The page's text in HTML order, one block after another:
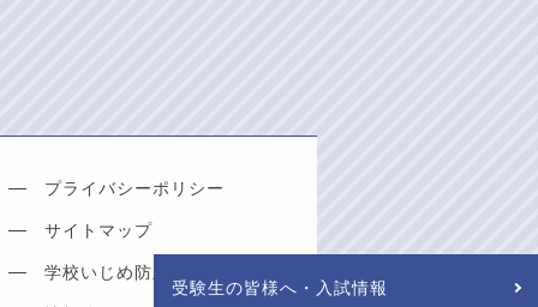
プライバシーポリシー
サイトマップ
学校いじめ防止基本方針
受験生の皆様へ ・入試情報